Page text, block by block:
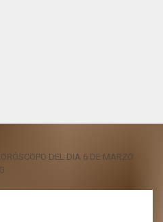
DEL DIA 6 DE MARZO